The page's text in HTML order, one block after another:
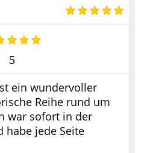
5
ein wundervoller
Reihe rund um
war sofort in der
habe jede Seite